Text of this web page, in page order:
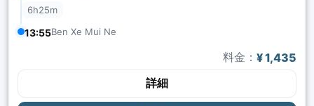
6h25m
13:55Ben Xe Mui Ne
料金： ¥ 1,435
詳細